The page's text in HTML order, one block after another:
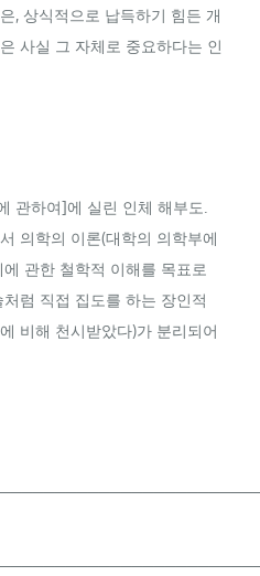
, 상식적으로 납득하기 힘든 개
사실 그 자체로 중요하다는 인
관하여]에 실린 인체 해부도.
의학의 이론(대학의 의학부에
관한 철학적 이해를 목표로
럼 직접 집도를 하는 장인적
비해 천시받았다)가 분리되어